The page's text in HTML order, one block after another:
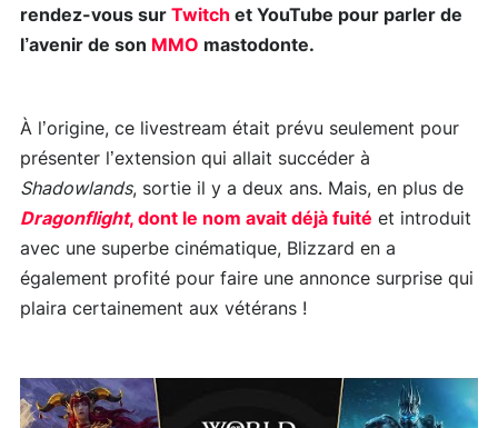
rendez-vous sur Twitch et YouTube pour parler de
l’avenir de son MMO mastodonte.
À l’origine, ce livestream était prévu seulement pour
présenter l’extension qui allait succéder à
Shadowlands, sortie il y a deux ans. Mais, en plus de
Dragonflight, dont le nom avait déjà fuité et introduit
avec une superbe cinématique, Blizzard en a
également profité pour faire une annonce surprise qui
plaira certainement aux vétérans !